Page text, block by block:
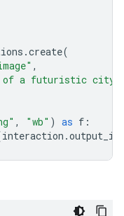
.create(
,
of a futuristic city
, "wb" ) as f :
interaction .